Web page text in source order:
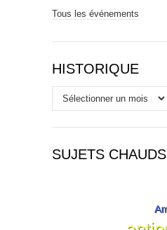
Tous les événements
HISTORIQUE
Historique
SUJETS CHAUDS